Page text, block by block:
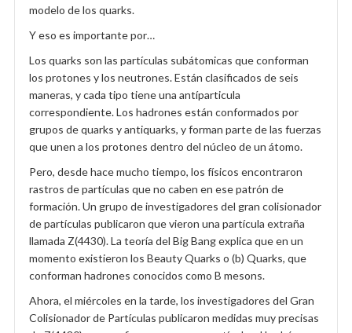
modelo de los quarks.
Y eso es importante por…
Los quarks son las partículas subátomicas que conforman
los protones y los neutrones. Están clasificados de seis
maneras, y cada tipo tiene una antíparticula
correspondiente. Los hadrones están conformados por
grupos de quarks y antiquarks, y forman parte de las fuerzas
que unen a los protones dentro del núcleo de un átomo.
Pero, desde hace mucho tiempo, los físicos encontraron
rastros de partículas que no caben en ese patrón de
formación. Un grupo de investigadores del gran colisionador
de partículas publicaron que vieron una partícula extraña
llamada Z(4430). La teoría del Big Bang explica que en un
momento existieron los Beauty Quarks o (b) Quarks, que
conforman hadrones conocidos como B mesons.
Ahora, el miércoles en la tarde, los investigadores del Gran
Colisionador de Partículas publicaron medidas muy precisas